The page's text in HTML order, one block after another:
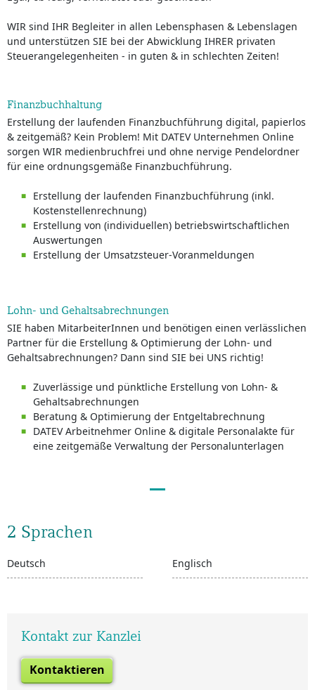
WIR sind IHR Begleiter in allen Lebensphasen & Lebenslagen
und unterstützen SIE bei der Abwicklung IHRER privaten
Steuerangelegenheiten - in guten & in schlechten Zeiten!
Finanzbuchhaltung
Erstellung der laufenden Finanzbuchführung digital, papierlos
& zeitgemäß? Kein Problem!​ Mit DATEV Unternehmen Online
sorgen WIR medienbruchfrei und ohne nervige Pendelordner
für eine ordnungsgemäße Finanzbuchführung.
Erstellung der laufenden Finanzbuchführung (inkl.
Kostenstellenrechnung)
Erstellung von (individuellen) betriebswirtschaftlichen
Auswertungen
Erstellung der Umsatzsteuer-Voranmeldungen
Lohn- und Gehaltsabrechnungen
SIE haben MitarbeiterInnen und benötigen einen verlässlichen
Partner für die Erstellung & Optimierung der Lohn- und
Gehaltsabrechnungen? Dann sind SIE bei UNS richtig!
Zuverlässige und pünktliche Erstellung von Lohn- &
Gehaltsabrechnungen
Beratung & Optimierung der Entgeltabrechnung
DATEV Arbeitnehmer Online & digitale Personalakte für
eine zeitgemäße Verwaltung der Personalunterlagen
2 Sprachen
Deutsch Englisch
Kontakt zur Kanzlei
Kontaktieren